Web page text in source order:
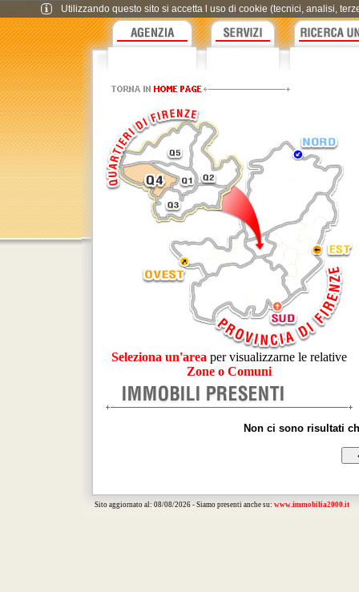
Seleziona un'area per visualizzarne le relative
Zone o Comuni
Non ci sono risultati
Sito aggiornato al: 08/08/2026 - Siamo presenti anche su: www.immobilia2000.it
Utilizzando questo sito si accetta l uso di cookie (tecnici, analisi,